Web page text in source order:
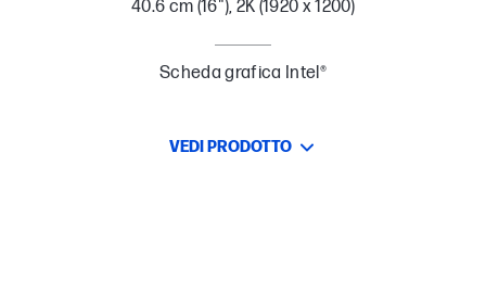
40.6 cm (16"), 2K (1920 x 1200)
Scheda grafica Intel®
VEDI PRODOTTO